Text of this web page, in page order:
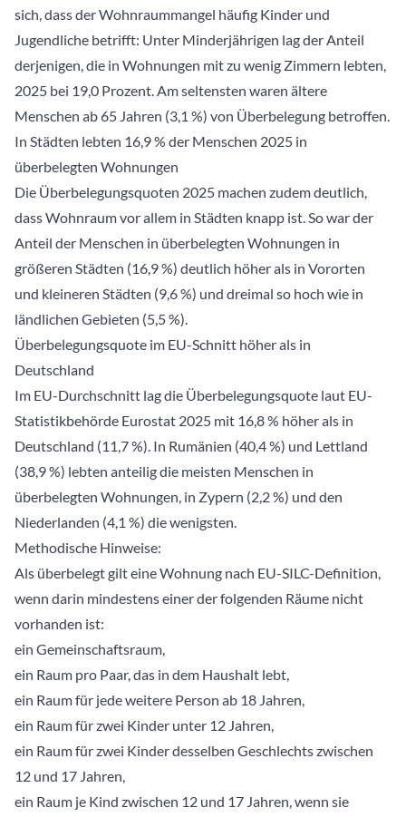
sich, dass der Wohnraummangel häufig Kinder und
Jugendliche betrifft: Unter Minderjährigen lag der Anteil
derjenigen, die in Wohnungen mit zu wenig Zimmern lebten,
2025 bei 19,0 Prozent. Am seltensten waren ältere
Menschen ab 65 Jahren (3,1 %) von Überbelegung betroffen.
In Städten lebten 16,9 % der Menschen 2025 in
überbelegten Wohnungen
Die Überbelegungsquoten 2025 machen zudem deutlich,
dass Wohnraum vor allem in Städten knapp ist. So war der
Anteil der Menschen in überbelegten Wohnungen in
größeren Städten (16,9 %) deutlich höher als in Vororten
und kleineren Städten (9,6 %) und dreimal so hoch wie in
ländlichen Gebieten (5,5 %).
Überbelegungsquote im EU-Schnitt höher als in
Deutschland
Im EU-Durchschnitt lag die Überbelegungsquote laut EU-
Statistikbehörde Eurostat 2025 mit 16,8 % höher als in
Deutschland (11,7 %). In Rumänien (40,4 %) und Lettland
(38,9 %) lebten anteilig die meisten Menschen in
überbelegten Wohnungen, in Zypern (2,2 %) und den
Niederlanden (4,1 %) die wenigsten.
Methodische Hinweise:
Als überbelegt gilt eine Wohnung nach EU-SILC-Definition,
wenn darin mindestens einer der folgenden Räume nicht
vorhanden ist:
ein Gemeinschaftsraum,
ein Raum pro Paar, das in dem Haushalt lebt,
ein Raum für jede weitere Person ab 18 Jahren,
ein Raum für zwei Kinder unter 12 Jahren,
ein Raum für zwei Kinder desselben Geschlechts zwischen
12 und 17 Jahren,
ein Raum je Kind zwischen 12 und 17 Jahren, wenn sie